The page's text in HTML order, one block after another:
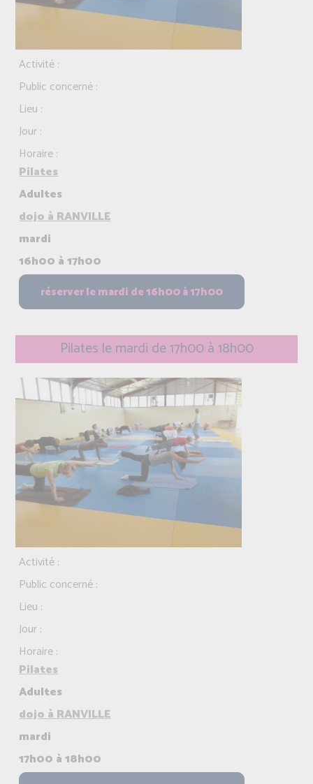
Activité :
Public concerné :
Lieu :
Jour :
Horaire :
Pilates
Adultes
dojo à RANVILLE
mardi
16h00 à 17h00
Pilates le mardi de 17h00 à 18h00
Activité :
Public concerné :
Lieu :
Jour :
Horaire :
Pilates
Adultes
dojo à RANVILLE
mardi
17h00 à 18h00